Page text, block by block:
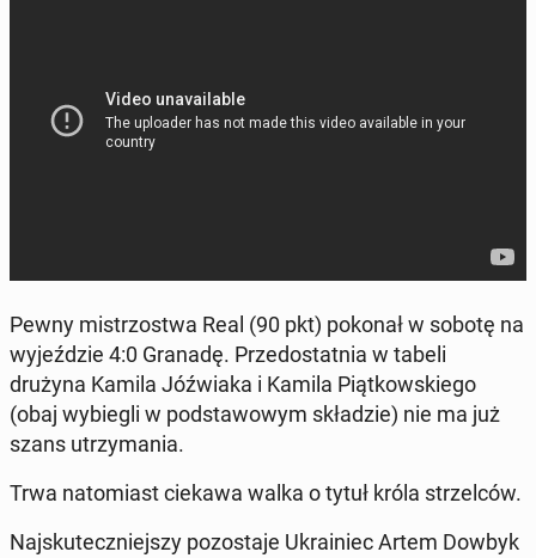
Pewny mi­strzo­stwa Real (90 pkt) pokonał w sobotę na
wy­jeź­dzie 4:0 Granadę. Przed­ostat­nia w tabeli
drużyna Kamila Jóź­wia­ka i Kamila Piąt­kow­skie­go
(obaj wy­bie­gli w pod­sta­wo­wym skła­dzie) nie ma już
szans utrzy­ma­nia.
Trwa na­to­miast ciekawa walka o tytuł króla strzel­ców.
Naj­sku­tecz­niej­szy po­zo­sta­je Ukra­iniec Artem Dowbyk